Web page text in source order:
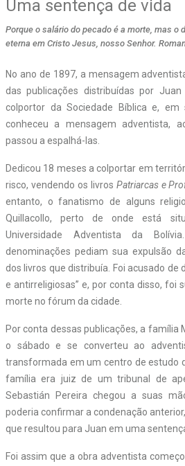
Uma sentença de vida
Porque o salário do pecado é a morte, mas o
eterna em Cristo Jesus, nosso Senhor.
No ano de 1897, a mensagem
das publicações distribuídas por
colportor da Sociedade Bíblica e, em
conheceu a mensagem adventista,
passou a espalhá-las.
Dedicou 18 meses a colportar em
risco, vendendo os livros Patriarcas e
entanto, o fanatismo de alguns
Quillacollo, perto de onde está
Universidade Adventista da
denominações pediam sua expulsão
dos livros que distribuía. Foi acusado de
e antirreligiosas” e, por conta disso, foi
morte no fórum da cidade.
Por conta dessas publicações, a família
o sábado e se converteu ao
transformada em um centro de estudo
família era juiz de um tribunal de
Sebastián Pereira chegou a suas
poderia confirmar a condenação
que resultou para Juan em uma
Foi assim que a obra adventista